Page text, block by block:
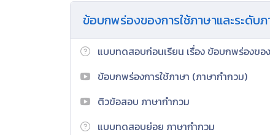
โดยใช้กระบวนการคิด กระบวนการอภิปราย กระบ
ตนเอง กระบวนการใช้สถานการณ์จำลอง กระบว
นักเรียนได้ฝึกคิด ฝึกทำ มีความรู้ ความเข้าใจสาม
สามารถใช้ภาษาในการสื่อสารได้อย่างมีประสิทธิ
อย่างพอเพียง มุ่งมั่นในการทำงาน รักความเป็นไท
เพื่อให้ผู้เรียนตระหนักและเห็นคุณค่าในภาษาไท
ภาษาไทยซึ่งเป็นภาษาประจำชาติสามารถใช้ภาษา
ความรู้ และสามารถนํามาประยุกต์ใช้ในชีวิตประจำวัน
ข้อบกพร่องของการใช้ภาษาและระดับ
แบบทดสอบก่อนเรียน เรื่อง ข้อบกพร่องของ
ข้อบกพร่องการใช้ภาษา (ภาษากำกวม)
ติวข้อสอบ ภาษากำกวม
แบบทดสอบย่อย ภาษากำกวม